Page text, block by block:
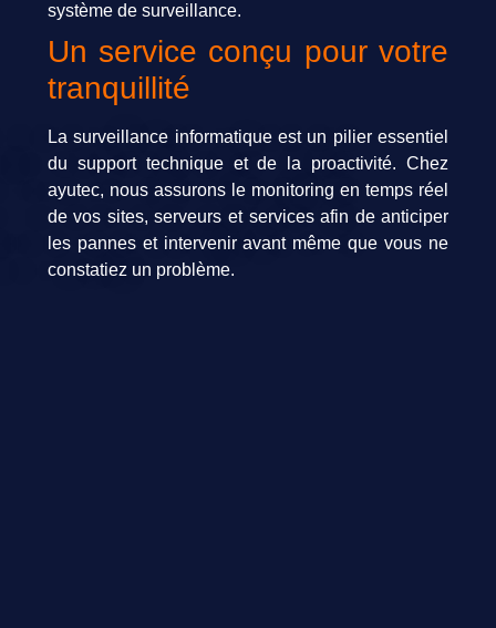
système de surveillance.
Un service conçu pour votre
tranquillité
La surveillance informatique est un pilier essentiel
du support technique et de la proactivité. Chez
ayutec, nous assurons le monitoring en temps réel
de vos sites, serveurs et services afin de anticiper
les pannes et intervenir avant même que vous ne
constatiez un problème.